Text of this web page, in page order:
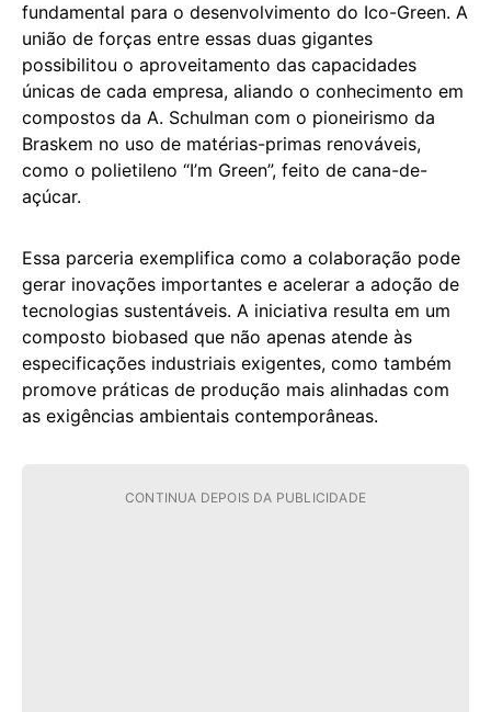
fundamental para o desenvolvimento do Ico-Green. A
união de forças entre essas duas gigantes
possibilitou o aproveitamento das capacidades
únicas de cada empresa, aliando o conhecimento em
compostos da A. Schulman com o pioneirismo da
Braskem no uso de matérias-primas renováveis,
como o polietileno “I’m Green”, feito de cana-de-
açúcar.
Essa parceria exemplifica como a colaboração pode
gerar inovações importantes e acelerar a adoção de
tecnologias sustentáveis. A iniciativa resulta em um
composto biobased que não apenas atende às
especificações industriais exigentes, como também
promove práticas de produção mais alinhadas com
as exigências ambientais contemporâneas.
CONTINUA DEPOIS DA PUBLICIDADE